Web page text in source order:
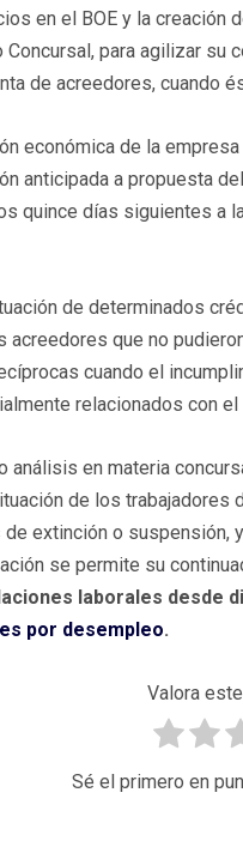
en el BOE y la
para agilizar su
de acreedores, cuando
económica de la
anticipada a propuesta
quince días siguientes a
de determinados
acreedores que no
cuando el
relacionados con el
análisis en materia
de los
extinción o
se permite su
laborales desde
por desempleo.
Valora
Sé el primero en